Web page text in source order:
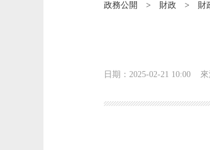
政務公開 > 財政 > 財
日期：2025-02-21 10:00